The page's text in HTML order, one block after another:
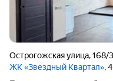
Острогожская улица,168/3
ЖК «Звездный Квартал»,